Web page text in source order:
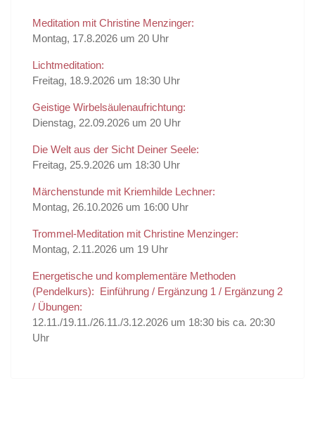
Meditation mit Christine Menzinger:
Montag, 17.8.2026 um 20 Uhr
Lichtmeditation:
Freitag, 18.9.2026 um 18:30 Uhr
Geistige Wirbelsäulenaufrichtung:
Dienstag, 22.09.2026 um 20 Uhr
Die Welt aus der Sicht Deiner Seele:
Freitag, 25.9.2026 um 18:30 Uhr
Märchenstunde mit Kriemhilde Lechner:
Montag, 26.10.2026 um 16:00 Uhr
Trommel-Meditation mit Christine Menzinger:
Montag, 2.11.2026 um 19 Uhr
Energetische und komplementäre Methoden
(Pendelkurs): Einführung / Ergänzung 1 / Ergänzung 2
/ Übungen:
12.11./19.11./26.11./3.12.2026 um 18:30 bis ca. 20:30
Uhr